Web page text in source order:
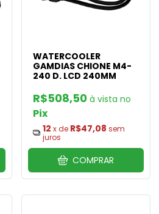
WATERCOOLER
GAMDIAS CHIONE M4-
240 D. LCD 240MM
R$508,50
Pix
12 x de R$47,08 sem
juros
COMPRAR